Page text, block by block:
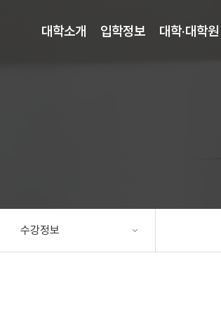
대학소개 입학정보 대학·대학원
수강정보